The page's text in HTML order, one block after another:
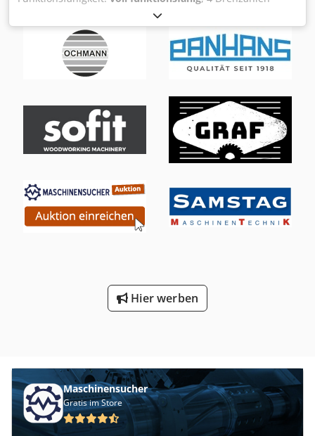
Sammelsack) Optionale Ausstattung Saugschlauch Ø100
mm in beliebiger Länge Verzinkte Schellen Einweg-
Kunststoffsäcke für schnellen Austausch Technische Daten
Absaugleistung 2530 m³/h Unterdruck 1800 Pa Schallpegel
70 dB Motordrehzahl 2850 U/min Motorleistung 1,5 kW
Spannungsversorgung 3 Phasen, 400 V Sackvolumen 150
Durchmesser des Saugstutzens 1 × Ø130 mm oder 2 ×
Ø100 mm Abmessungen (L × B × H) 940 × 510 × 1960 mm
Gewicht 56 kg Bedienungsanleitung (DTR) ja CE-
Konformitätserklärung ja
3000/6000/4500/9000 U/min. Rechts-/Linkslauf
Spindelarretierung per Fußbedienung Fräsanschlag mit
Feineinstellung Spindel-Durchm. 30 mm Absaugung
oben+unten je 120 mm Spindelschlüssel Maulschlüssel 41
mm Chjdpfx Akeittnzsiea Kabel + Stecker 16 Amp.
Hier werben
Maschinensucher
Gratis im Store